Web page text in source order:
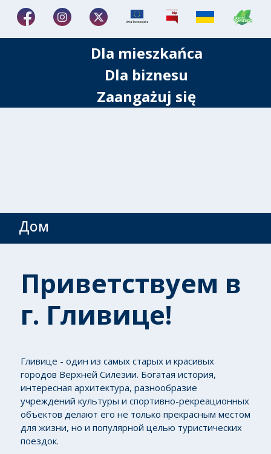
Dla mieszkańca
Dla biznesu
Zaangażuj się
Дом
Приветствуем в
г. Гливице!
Гливице - один из самых старых и красивых
городов Верхней Силезии. Богатая история,
интересная архитектура, разнообразие
учреждений культуры и спортивно-рекреационных
объектов делают его не только прекрасным местом
для жизни, но и популярной целью туристических
поездок.